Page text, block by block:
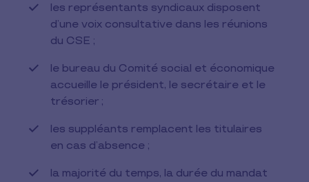
les représentants syndicaux disposent
d’une voix consultative dans les réunions
du CSE ;
le bureau du Comité social et économique
accueille le président, le secrétaire et le
trésorier ;
les suppléants remplacent les titulaires
en cas d’absence ;
la majorité du temps, la durée du mandat